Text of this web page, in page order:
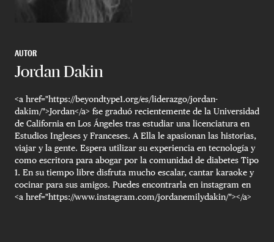
AUTOR
Jordan Dakin
<a href="https://beyondtype1.org/es/liderazgo/jordan-
dakim/">Jordan</a> fse graduó recientemente de la Universidad
de California en Los Ángeles tras estudiar una licenciatura en
Estudios Ingleses y Franceses. A Ella le apasionan las historias,
viajar y la gente. Espera utilizar su experiencia en tecnología y
como escritora para abogar por la comunidad de diabetes Tipo
1. En su tiempo libre disfruta mucho escalar, cantar karaoke y
cocinar para sus amigos. Puedes encontrarla en instagram en
<a href="https://www.instagram.com/jordanemilydakin/"></a>